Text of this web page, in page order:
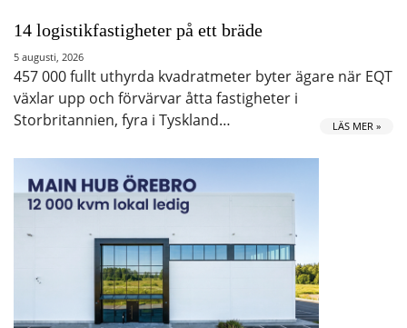
14 logistikfastigheter på ett bräde
5 augusti, 2026
457 000 fullt uthyrda kvadratmeter byter ägare när EQT
växlar upp och förvärvar åtta fastigheter i
Storbritannien, fyra i Tyskland…
LÄS MER »